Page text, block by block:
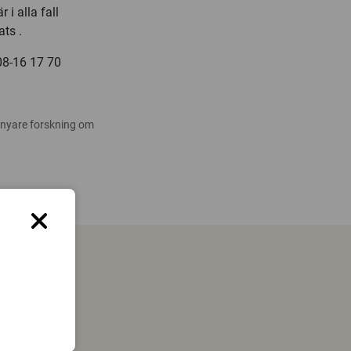
i alla fall
.
16 17 70
forskning om